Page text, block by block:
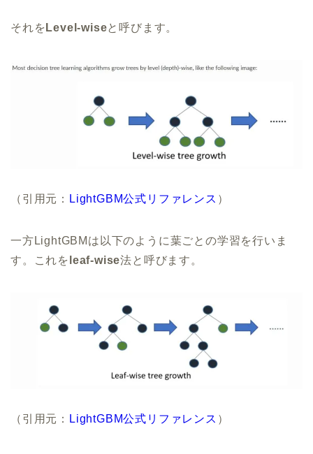
それを Level-wiseと呼びます。
（引用元： LightGBM公式リファレンス ）
一方LightGBMは以下のように葉ごとの学習を行いま
す。これを leaf-wise法と呼びます。
（引用元： LightGBM公式リファレンス ）